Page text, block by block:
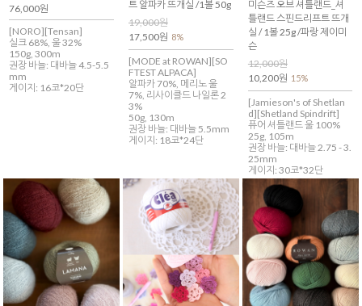
76,000원
[NORO][Tensan]
실크 68%, 울 32%
150g, 300m
권장 바늘: 대바늘 4.5-5.5
mm
게이지: 16코*20단
트 알파카 뜨개실 /1볼 50g
19,000원
17,500원 8%
[MODE at ROWAN][SO
FTEST ALPACA]
알파카 70%, 메리노 울
7%, 리사이클드 나일론 2
3%
50g, 130m
권장 바늘: 대바늘 5.5mm
게이지: 18코*24단
미슨즈 오브 셔틀랜드_셔
틀랜드 스핀드리프트 뜨개
실 / 1볼 25g /파랑 제이미
슨
12,000원
10,200원 15%
[Jamieson's of Shetlan
d][Shetland Spindrift]
퓨어 셔틀랜드 울 100%
25g, 105m
권장 바늘: 대바늘 2.75 - 3.
25mm
게이지: 30코*32단